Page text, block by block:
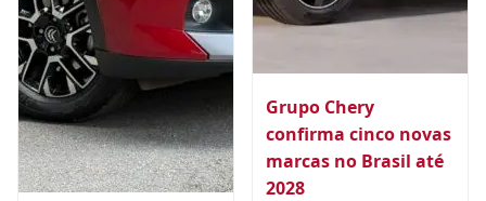
Grupo Chery
confirma cinco novas
marcas no Brasil até
2028